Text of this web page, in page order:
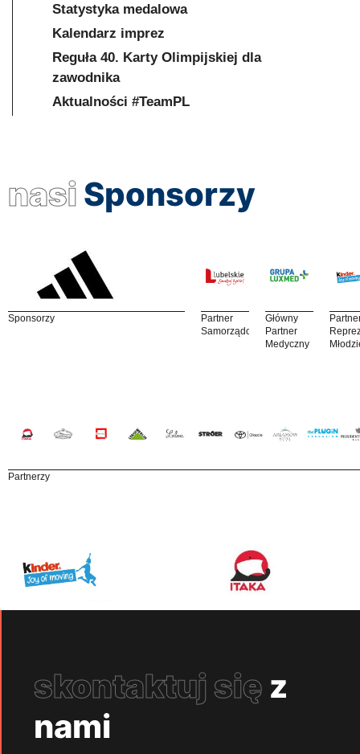
Statystyka medalowa
Kalendarz imprez
Reguła 40. Karty Olimpijskiej dla
zawodnika
Aktualności #TeamPL
nasi Sponsorzy
Sponsorzy
Partner
Samorządowy
Główny
Partner
Medyczny
Partnerzy
skontaktuj się z
nami